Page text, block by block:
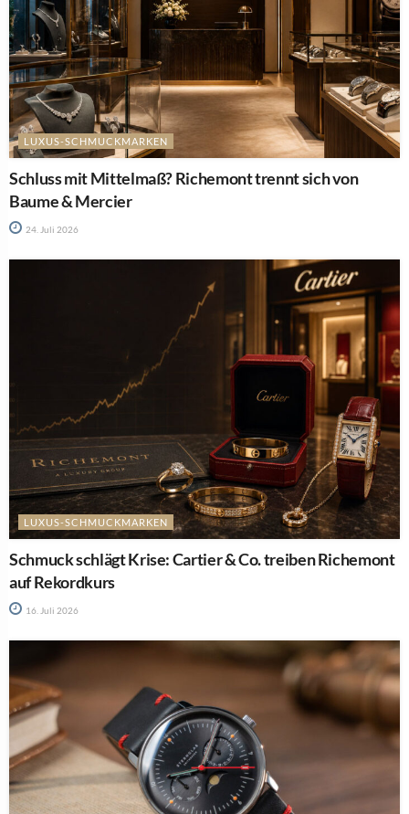
LUXUS-SCHMUCKMARKEN
Schluss mit Mittelmaß? Richemont trennt sich von
Baume & Mercier
24. Juli 2026
LUXUS-SCHMUCKMARKEN
Schmuck schlägt Krise: Cartier & Co. treiben Richemont
auf Rekordkurs
16. Juli 2026